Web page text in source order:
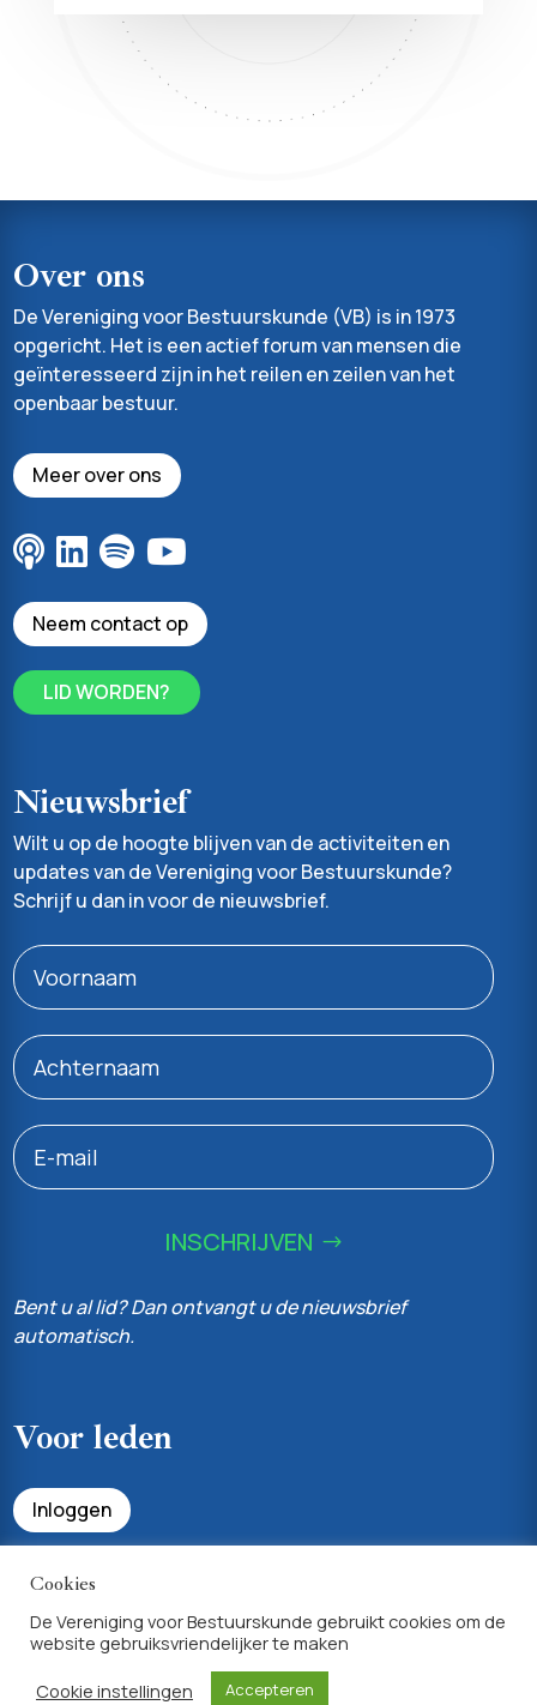
Over ons
De Vereniging voor Bestuurskunde (VB) is in 1973
opgericht. Het is een actief forum van mensen die
geïnteresseerd zijn in het reilen en zeilen van het
openbaar bestuur.
Meer over ons
Neem contact op
LID WORDEN?
Nieuwsbrief
Wilt u op de hoogte blijven van de activiteiten en
updates van de Vereniging voor Bestuurskunde?
Schrijf u dan in voor de nieuwsbrief.
INSCHRIJVEN
Bent u al lid? Dan ontvangt u de nieuwsbrief
automatisch.
Voor leden
Inloggen
Bekijk uw profiel & lidmaatschapsvoordelen
Achtergrondinfo
Cookies
De Vereniging voor Bestuurskunde gebruikt cookies om de
website gebruiksvriendelijker te maken
Cookie instellingen
Accepteren